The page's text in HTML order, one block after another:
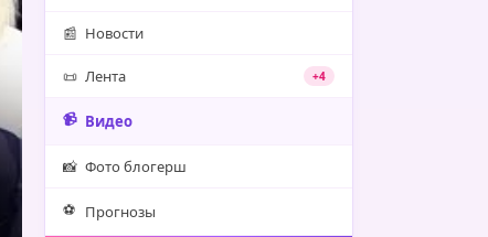
📰 Новости
📜 Лента +4
📹 Видео
📸 Фото блогерш
⚽️ Прогнозы